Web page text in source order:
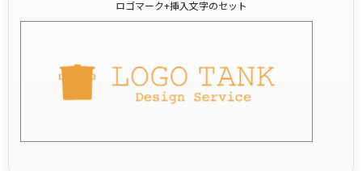
ロゴマーク+挿入文字のセット